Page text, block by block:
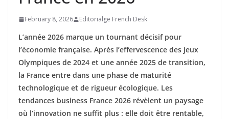
February 8, 2026 Editorialge French Desk
L’année 2026 marque un tournant décisif pour
l’économie française. Après l’effervescence des Jeux
Olympiques de 2024 et une année 2025 de transition,
la France entre dans une phase de maturité
technologique et de rigueur écologique. Les
tendances business France 2026 révèlent un paysage
où l’innovation ne suffit plus : elle doit être rentable,